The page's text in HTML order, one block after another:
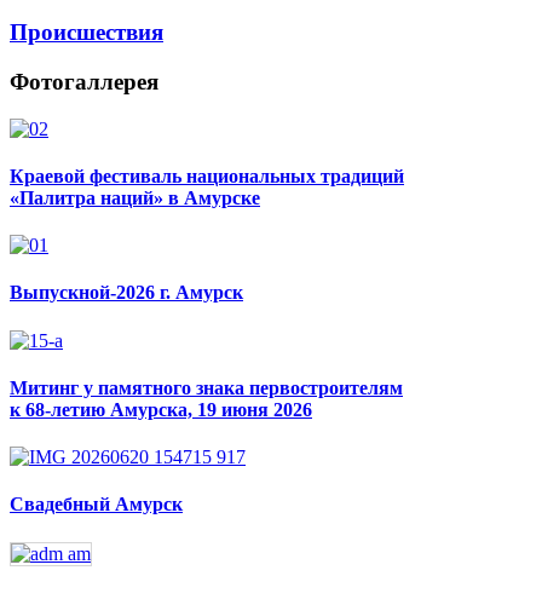
Происшествия
Фотогаллерея
Краевой фестиваль национальных традиций
«Палитра наций» в Амурске
Выпускной-2026 г. Амурск
Митинг у памятного знака первостроителям
к 68-летию Амурска, 19 июня 2026
Свадебный Амурск